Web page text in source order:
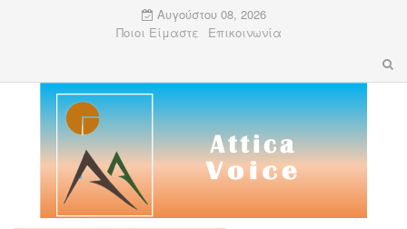
Αυγούστου 08, 2026
Ποιοι Είμαστε
Επικοινωνία